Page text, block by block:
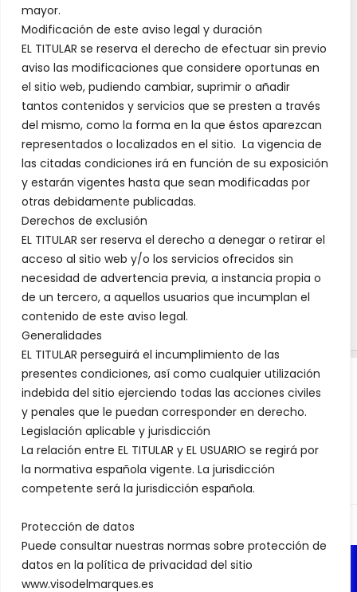
mayor.
Modificación de este aviso legal y duración
EL TITULAR se reserva el derecho de efectuar sin previo
aviso las modificaciones que considere oportunas en
el sitio web, pudiendo cambiar, suprimir o añadir
tantos contenidos y servicios que se presten a través
del mismo, como la forma en la que éstos aparezcan
representados o localizados en el sitio. La vigencia de
las citadas condiciones irá en función de su exposición
y estarán vigentes hasta que sean modificadas por
otras debidamente publicadas.
Derechos de exclusión
EL TITULAR ser reserva el derecho a denegar o retirar el
acceso al sitio web y/o los servicios ofrecidos sin
necesidad de advertencia previa, a instancia propia o
de un tercero, a aquellos usuarios que incumplan el
contenido de este aviso legal.
Generalidades
EL TITULAR perseguirá el incumplimiento de las
presentes condiciones, así como cualquier utilización
indebida del sitio ejerciendo todas las acciones civiles
y penales que le puedan corresponder en derecho.
Legislación aplicable y jurisdicción
La relación entre EL TITULAR y EL USUARIO se regirá por
la normativa española vigente. La jurisdicción
competente será la jurisdicción española.
Protección de datos
Puede consultar nuestras normas sobre protección de
datos en la política de privacidad del sitio
www.visodelmarques.es
AVISO LEGAL WWW.VISODELMARQUES.ES